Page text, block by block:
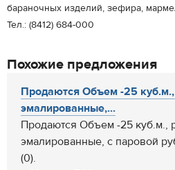
бараночных изделий, зефира,
Тел.: (8412) 684-000
Похожие предложения
Продаются Объем -25 куб.м.,
эмалированные,...
Продаются Объем -25 куб.м.,
эмалированные, с паровой
(0).